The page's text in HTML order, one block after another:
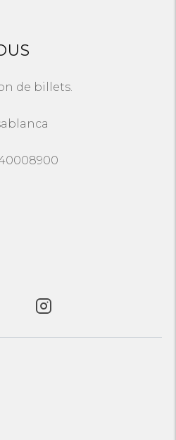
de billets.